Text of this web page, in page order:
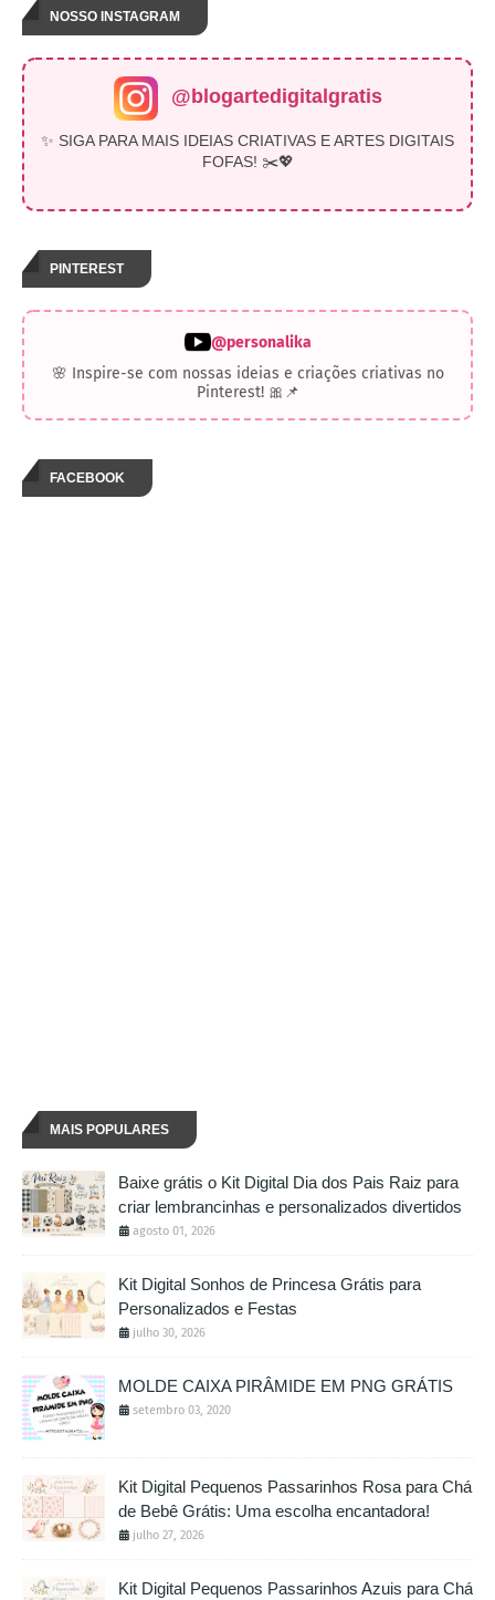
NOSSO INSTAGRAM
@blogartedigitalgratis
✨ SIGA PARA MAIS IDEIAS CRIATIVAS E ARTES DIGITAIS
FOFAS! ✂️💖
PINTEREST
@personalika
🌸 Inspire-se com nossas ideias e criações criativas no
Pinterest! 🎀📌
FACEBOOK
MAIS POPULARES
Baixe grátis o Kit Digital Dia dos Pais Raiz para
criar lembrancinhas e personalizados divertidos
agosto 01, 2026
Kit Digital Sonhos de Princesa Grátis para
Personalizados e Festas
julho 30, 2026
MOLDE CAIXA PIRÂMIDE EM PNG GRÁTIS
setembro 03, 2020
Kit Digital Pequenos Passarinhos Rosa para Chá
de Bebê Grátis: Uma escolha encantadora!
julho 27, 2026
Kit Digital Pequenos Passarinhos Azuis para Chá